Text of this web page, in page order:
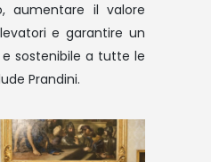
aumentare il valore
e garantire un
sostenibile a tutte le
Prandini.